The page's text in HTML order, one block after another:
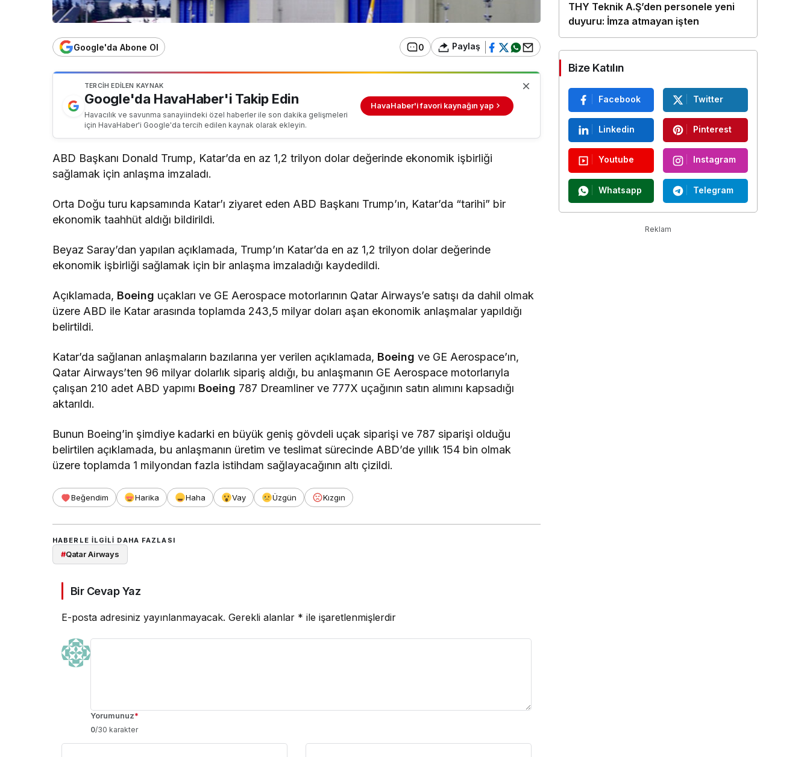
Google'da Abone Ol 0 Paylaş
TERCIH EDILEN KAYNAK
Google'da HavaHaber'i Takip Edin
Havacılık ve savunma sanayiindeki özel haberler ile son dakika gelişmeleri
için HavaHaber'i Google'da tercih edilen kaynak olarak ekleyin.
HavaHaber'i favori kaynağın yap
ABD Başkanı Donald Trump, Katar’da en az 1,2 trilyon dolar değerinde ekonomik işbirliği
sağlamak için anlaşma imzaladı.
Orta Doğu turu kapsamında Katar’ı ziyaret eden ABD Başkanı Trump’ın, Katar’da “tarihi” bir
ekonomik taahhüt aldığı bildirildi.
Beyaz Saray’dan yapılan açıklamada, Trump’ın Katar’da en az 1,2 trilyon dolar değerinde
ekonomik işbirliği sağlamak için bir anlaşma imzaladığı kaydedildi.
Açıklamada, Boeing uçakları ve GE Aerospace motorlarının Qatar Airways’e satışı da dahil olmak
üzere ABD ile Katar arasında toplamda 243,5 milyar doları aşan ekonomik anlaşmalar yapıldığı
belirtildi.
Katar’da sağlanan anlaşmaların bazılarına yer verilen açıklamada, Boeing ve GE Aerospace’ın,
Qatar Airways’ten 96 milyar dolarlık sipariş aldığı, bu anlaşmanın GE Aerospace motorlarıyla
çalışan 210 adet ABD yapımı Boeing 787 Dreamliner ve 777X uçağının satın alımını kapsadığı
aktarıldı.
Bunun Boeing’in şimdiye kadarki en büyük geniş gövdeli uçak siparişi ve 787 siparişi olduğu
belirtilen açıklamada, bu anlaşmanın üretim ve teslimat sürecinde ABD’de yıllık 154 bin olmak
üzere toplamda 1 milyondan fazla istihdam sağlayacağının altı çizildi.
Beğendim Harika Haha Vay Üzgün Kızgın
HABERLE ILGILI DAHA FAZLASI
#Qatar Airways
Bir Cevap Yaz
E-posta adresiniz yayınlanmayacak. Gerekli alanlar * ile işaretlenmişlerdir
Yorumunuz*
0/30 karakter
THY Teknik A.Ş’den personele yeni
duyuru: İmza atmayan işten
çıkarılacak
Bize Katılın
Facebook Twitter
Linkedin Pinterest
Youtube Instagram
Whatsapp Telegram
Reklam